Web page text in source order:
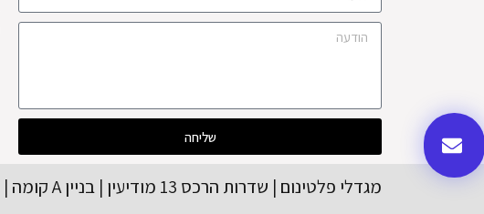
שליחה
מגדלי פלטינום | שדרות הרכס 13 מודיעין | בניין A קומה | 08-56554416